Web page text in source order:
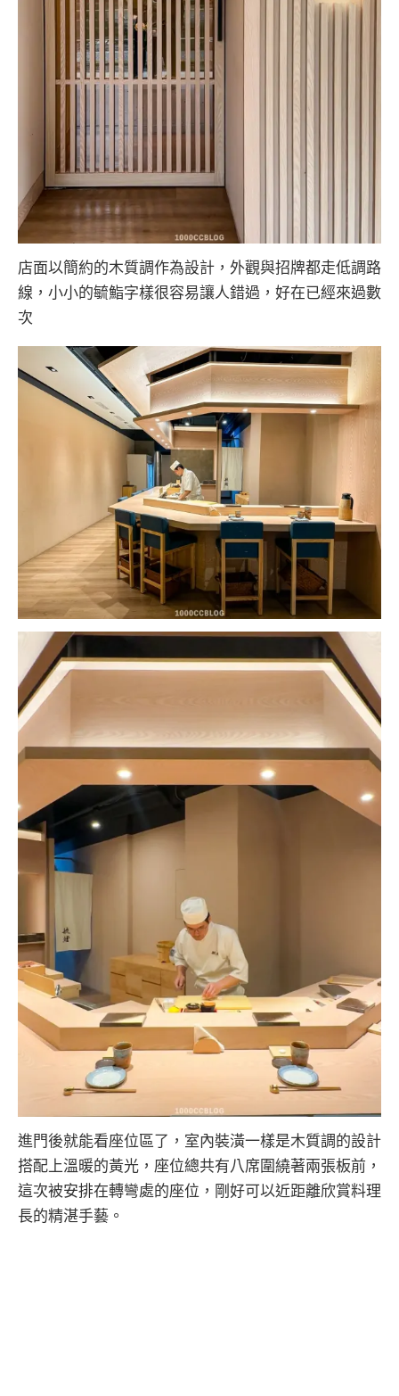
店面以簡約的木質調作為設計，外觀與招牌都走低調路
線，小小的毓鮨字樣很容易讓人錯過，好在已經來過數
次
進門後就能看座位區了，室內裝潢一樣是木質調的設計
搭配上溫暖的黃光，座位總共有八席圍繞著兩張板前，
這次被安排在轉彎處的座位，剛好可以近距離欣賞料理
長的精湛手藝。